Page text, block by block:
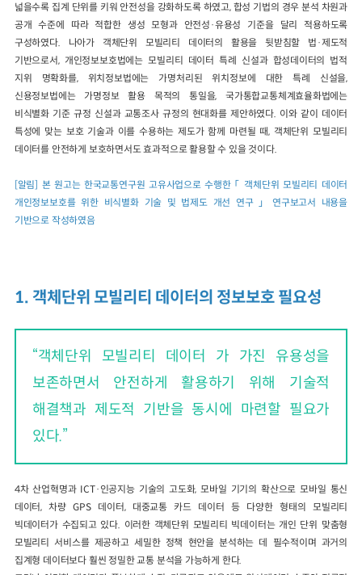
넓을수록 집계 단위를 키워 안전성을 강화하도록 하였고, 합성 기법의 경우 분석 차원과
공개 수준에 따라 적합한 생성 모형과 안전성·유용성 기준을 달리 적용하도록
구성하였다. 나아가 객체단위 모빌리티 데이터의 활용을 뒷받침할 법·제도적
기반으로서, 개인정보보호법에는 모빌리티 데이터 특례 신설과 합성데이터의 법적
지위 명확화를, 위치정보법에는 가명처리된 위치정보에 대한 특례 신설을,
신용정보법에는 가명정보 활용 목적의 통일을, 국가통합교통체계효율화법에는
비식별화 기준 규정 신설과 교통조사 규정의 현대화를 제안하였다. 이와 같이 데이터
특성에 맞는 보호 기술과 이를 수용하는 제도가 함께 마련될 때, 객체단위 모빌리티
데이터를 안전하게 보호하면서도 효과적으로 활용할 수 있을 것이다.
[알림] 본 원고는 한국교통연구원 고유사업으로 수행한 「 객체단위 모빌리티 데이터
개인정보보호를 위한 비식별화 기술 및 법제도 개선 연구 」 연구보고서 내용을
기반으로 작성하였음
1. 객체단위 모빌리티 데이터의 정보보호 필요성
“객체단위 모빌리티 데이터 가 가진 유용성을
보존하면서 안전하게 활용하기 위해 기술적
해결책과 제도적 기반을 동시에 마련할 필요가
있다.”
4차 산업혁명과 ICT·인공지능 기술의 고도화, 모바일 기기의 확산으로 모바일 통신
데이터, 차량 GPS 데이터, 대중교통 카드 데이터 등 다양한 형태의 모빌리티
빅데이터가 수집되고 있다. 이러한 객체단위 모빌리티 빅데이터는 개인 단위 맞춤형
모빌리티 서비스를 제공하고 세밀한 정책 현안을 분석하는 데 필수적이며 과거의
집계형 데이터보다 훨씬 정밀한 교통 분석을 가능하게 한다.